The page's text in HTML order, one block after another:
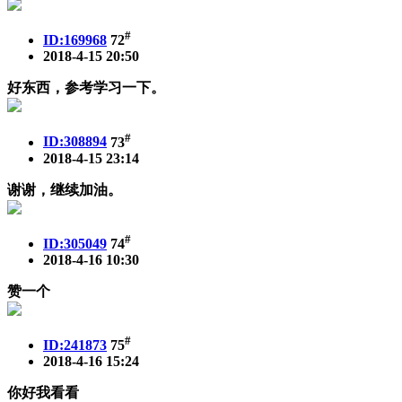
ID:169968 72#
2018-4-15 20:50
好东西，参考学习一下。
ID:308894 73#
2018-4-15 23:14
谢谢，继续加油。
ID:305049 74#
2018-4-16 10:30
赞一个
ID:241873 75#
2018-4-16 15:24
你好我看看